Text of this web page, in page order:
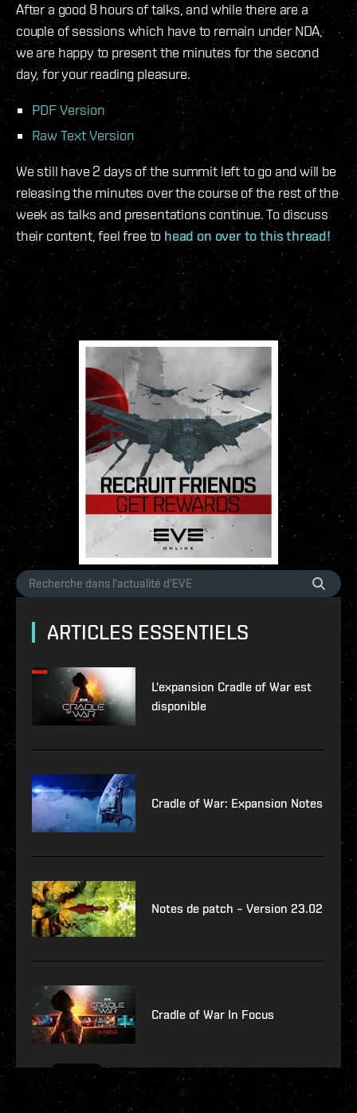
After a good 8 hours of talks, and while there are a
couple of sessions which have to remain under NDA,
we are happy to present the minutes for the second
day, for your reading pleasure.
PDF Version
Raw Text Version
We still have 2 days of the summit left to go and will be
releasing the minutes over the course of the rest of the
week as talks and presentations continue. To discuss
their content, feel free to head on over to this thread!
ARTICLES ESSENTIELS
L'expansion Cradle of War est
disponible
Cradle of War: Expansion Notes
Notes de patch – Version 23.02
Cradle of War In Focus